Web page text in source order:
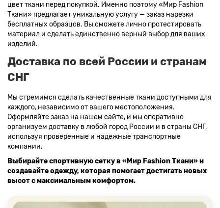
цвет ткани перед покупкой. Именно поэтому «Мир Fashion
Ткани» предлагает уникальную услугу — заказ нарезки
бесплатных образцов. Вы сможете лично протестировать
материал и сделать единственно верный выбор для ваших
изделий.
Доставка по всей России и странам
СНГ
Мы стремимся сделать качественные ткани доступными для
каждого, независимо от вашего местоположения.
Оформляйте заказ на нашем сайте, и мы оперативно
организуем доставку в любой город России и в страны СНГ,
используя проверенные и надежные транспортные
компании.
Выбирайте спортивную сетку в «Мир Fashion Ткани» и
создавайте одежду, которая помогает достигать новых
высот с максимальным комфортом.